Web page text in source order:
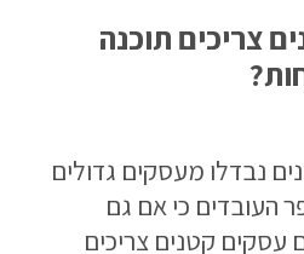
צריכים תוכנה
נבדלו מעסקים גדולים
העובדים כי אם גם
עסקים קטנים צריכים